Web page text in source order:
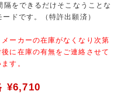
をできるだけそこなうことな
ドです。（特許出願済）
ーカーの在庫がなくなり次第
に在庫の有無をご連絡させて
す。
¥6,710